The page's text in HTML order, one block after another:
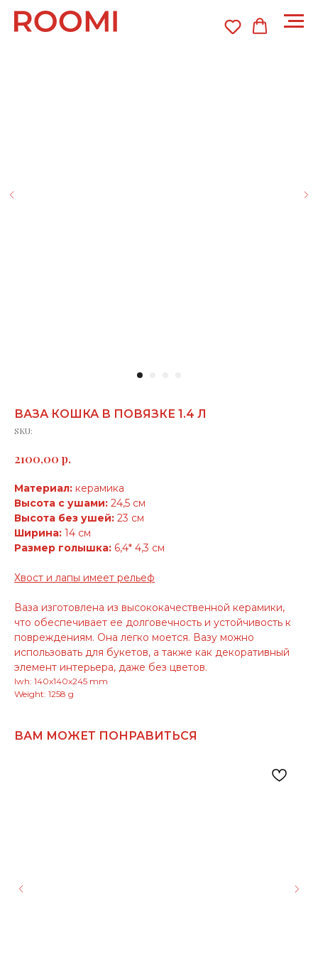
ВАЗА КОШКА В ПОВЯЗКЕ 1.4 Л
SKU:
2100,00 р.
Материал: керамика
Высота с ушами: 24,5 см
Высота без ушей: 23 см
Ширина: 14 см
Размер голышка: 6,4* 4,3 см
Хвост и лапы имеет рельеф
Ваза изготовлена из высококачественной керамики,
что обеспечивает ее долговечность и устойчивость к
повреждениям. Она легко моется. Вазу можно
использовать для букетов, а также как декоративный
элемент интерьера, даже без цветов.
lwh: 140x140x245 mm
Weight: 1258 g
ВАМ МОЖЕТ ПОНРАВИТЬСЯ